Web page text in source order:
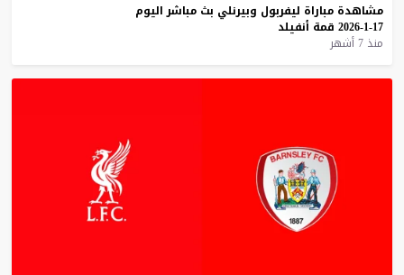
مشاهدة مباراة ليفربول وبيرنلي بث مباشر اليوم
17-1-2026
قمة أنفيلد
منذ 7 أشهر